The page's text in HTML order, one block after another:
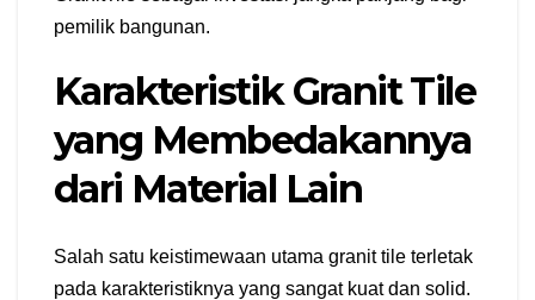
pemilik bangunan.
Karakteristik Granit Tile
yang Membedakannya
dari Material Lain
Salah satu keistimewaan utama granit tile terletak
pada karakteristiknya yang sangat kuat dan solid.